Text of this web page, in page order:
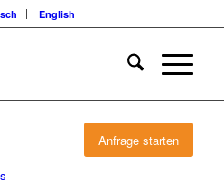
English
Anfrage starten